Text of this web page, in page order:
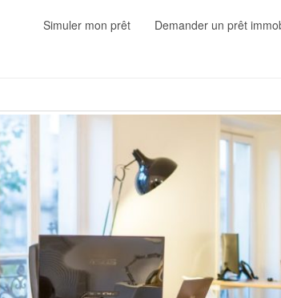
Simuler mon prêt Demander un prêt